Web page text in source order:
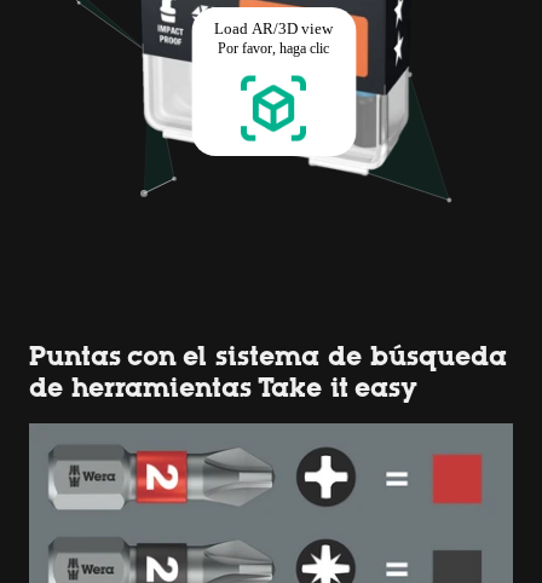
Puntas con el sistema de búsqueda
de herramientas Take it easy